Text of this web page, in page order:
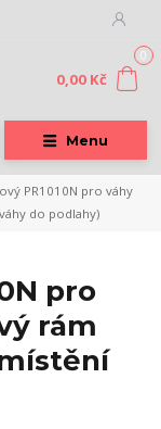
Menu
0
0,00 Kč
PR1010N pro váhy
do podlahy)
pro
rám